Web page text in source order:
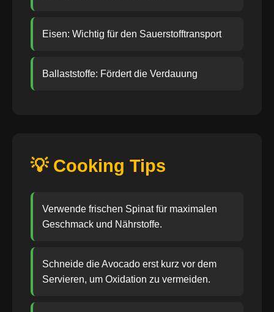
Eisen: Wichtig für den Sauerstofftransport
Ballaststoffe: Fördert die Verdauung
💡 Cooking Tips
Verwende frischen Spinat für maximalen
Geschmack und Nährstoffe.
Schneide die Avocado erst kurz vor dem
Servieren, um Oxidation zu vermeiden.